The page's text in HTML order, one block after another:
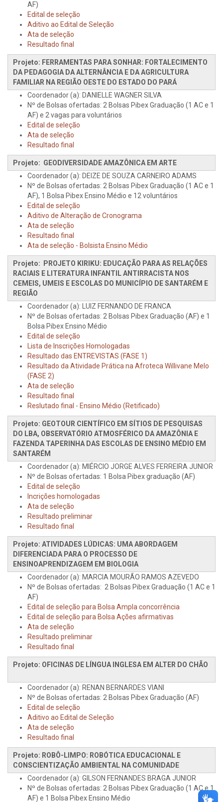
AF)
Edital de seleção
Aditivo ao Edital de Seleção
Ata de seleção
Resultado final
Projeto: FERRAMENTAS PARA SONHAR: FORTALECIMENTO
DA PEDAGOGIA DA ALTERNÂNCIA E DA AGRICULTURA
FAMILIAR NA REGIÃO OESTE DO ESTADO DO PARÁ
Coordenador (a): DANIELLE WAGNER SILVA
Nº de Bolsas ofertadas: 2 Bolsas Pibex Graduação (1 AC e 1
AF) e 2 vagas para voluntários
Edital de seleção
Ata de seleção
Resultado final
Projeto: GEODIVERSIDADE AMAZÔNICA EM ARTE
Coordenador (a): DEIZE DE SOUZA CARNEIRO ADAMS
Nº de Bolsas ofertadas: 2 Bolsas Pibex Graduação (1 AC e 1
AF), 1 Bolsa Pibex Ensino Médio e 12 voluntários
Edital de seleção
Aditivo de Alteração de Cronograma
Ata de seleção
Resultado final
Ata de seleção - Bolsista Ensino Médio
Projeto: PROJETO KIRIKU: EDUCAÇÃO PARA AS RELAÇÕES
RACIAIS E LITERATURA INFANTIL ANTIRRACISTA NOS
CEMEIS, UMEIS E ESCOLAS DO MUNICÍPIO DE SANTARÉM E
REGIÃO
Coordenador (a): LUIZ FERNANDO DE FRANCA
Nº de Bolsas ofertadas: 2 Bolsas Pibex Graduação (AF) e 1
Bolsa Pibex Ensino Médio
Edital de seleção
Lista de Inscrições Homologadas
Resultado das ENTREVISTAS (FASE 1)
Resultado da Atividade Prática na Afroteca Willivane Melo
(FASE 2)
Ata de seleção
Resultado final
Reslutado final - Ensino Médio (Retificado)
Projeto: GEOTOUR CIENTÍFICO EM SÍTIOS DE PESQUISAS
DO LBA, OBSERVATÓRIO ATMOSFÉRICO DA AMAZÔNIA E
FAZENDA TAPERINHA DAS ESCOLAS DE ENSINO MÉDIO EM
SANTARÉM
Coordenador (a): MIÉRCIO JORGE ALVES FERREIRA JUNIOR
Nº de Bolsas ofertadas: 1 Bolsa Pibex graduação (AF)
Edital de seleção
Incrições homologadas
Ata de seleção
Resultado preliminar
Resultado final
Projeto: ATIVIDADES LÚDICAS: UMA ABORDAGEM
DIFERENCIADA PARA O PROCESSO DE
ENSINOAPRENDIZAGEM EM BIOLOGIA
Coordenador (a): MARCIA MOURÃO RAMOS AZEVEDO
Nº de Bolsas ofertadas: 2 Bolsas Pibex Graduação (1 AC e 1
AF)
Edital de seleção para Bolsa Ampla concorrência
Edital de seleção para Bolsa Ações afirmativas
Ata de seleção
Resultado preliminar
Resultado final
Projeto: OFICINAS DE LÍNGUA INGLESA EM ALTER DO CHÃO
Coordenador (a): RENAN BERNARDES VIANI
Nº de Bolsas ofertadas: 2 Bolsas Pibex Graduação (AF)
Edital de seleção
Aditivo ao Edital de Seleção
Ata de seleção
Resultado final
Projeto: ROBÔ-LIMPO: ROBÓTICA EDUCACIONAL E
CONSCIENTIZAÇÃO AMBIENTAL NA COMUNIDADE
Coordenador (a): GILSON FERNANDES BRAGA JUNIOR
Nº de Bolsas ofertadas: 2 Bolsas Pibex Graduação (1 AC e 1
AF) e 1 Bolsa Pibex Ensino Médio